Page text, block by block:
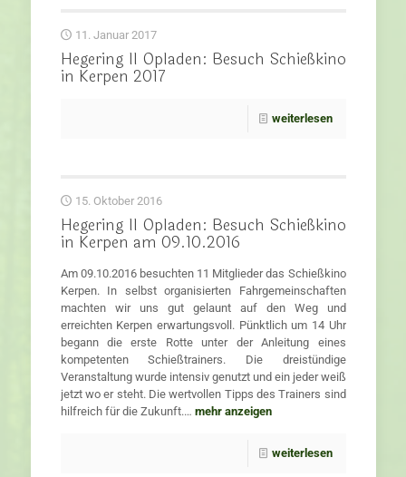
11. Januar 2017
Hegering II Opladen: Besuch Schießkino
in Kerpen 2017
weiterlesen
15. Oktober 2016
Hegering II Opladen: Besuch Schießkino
in Kerpen am 09.10.2016
Am 09.10.2016 besuchten 11 Mitglieder das Schießkino
Kerpen. In selbst organisierten Fahrgemeinschaften
machten wir uns gut gelaunt auf den Weg und
erreichten Kerpen erwartungsvoll. Pünktlich um 14 Uhr
begann die erste Rotte unter der Anleitung eines
kompetenten Schießtrainers. Die dreistündige
Veranstaltung wurde intensiv genutzt und ein jeder weiß
jetzt wo er steht. Die wertvollen Tipps des Trainers sind
hilfreich für die Zukunft.… mehr anzeigen
weiterlesen